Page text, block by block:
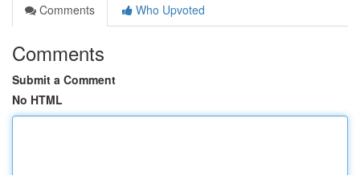
Comments
Who Upvoted
Comments
Submit a Comment
No HTML